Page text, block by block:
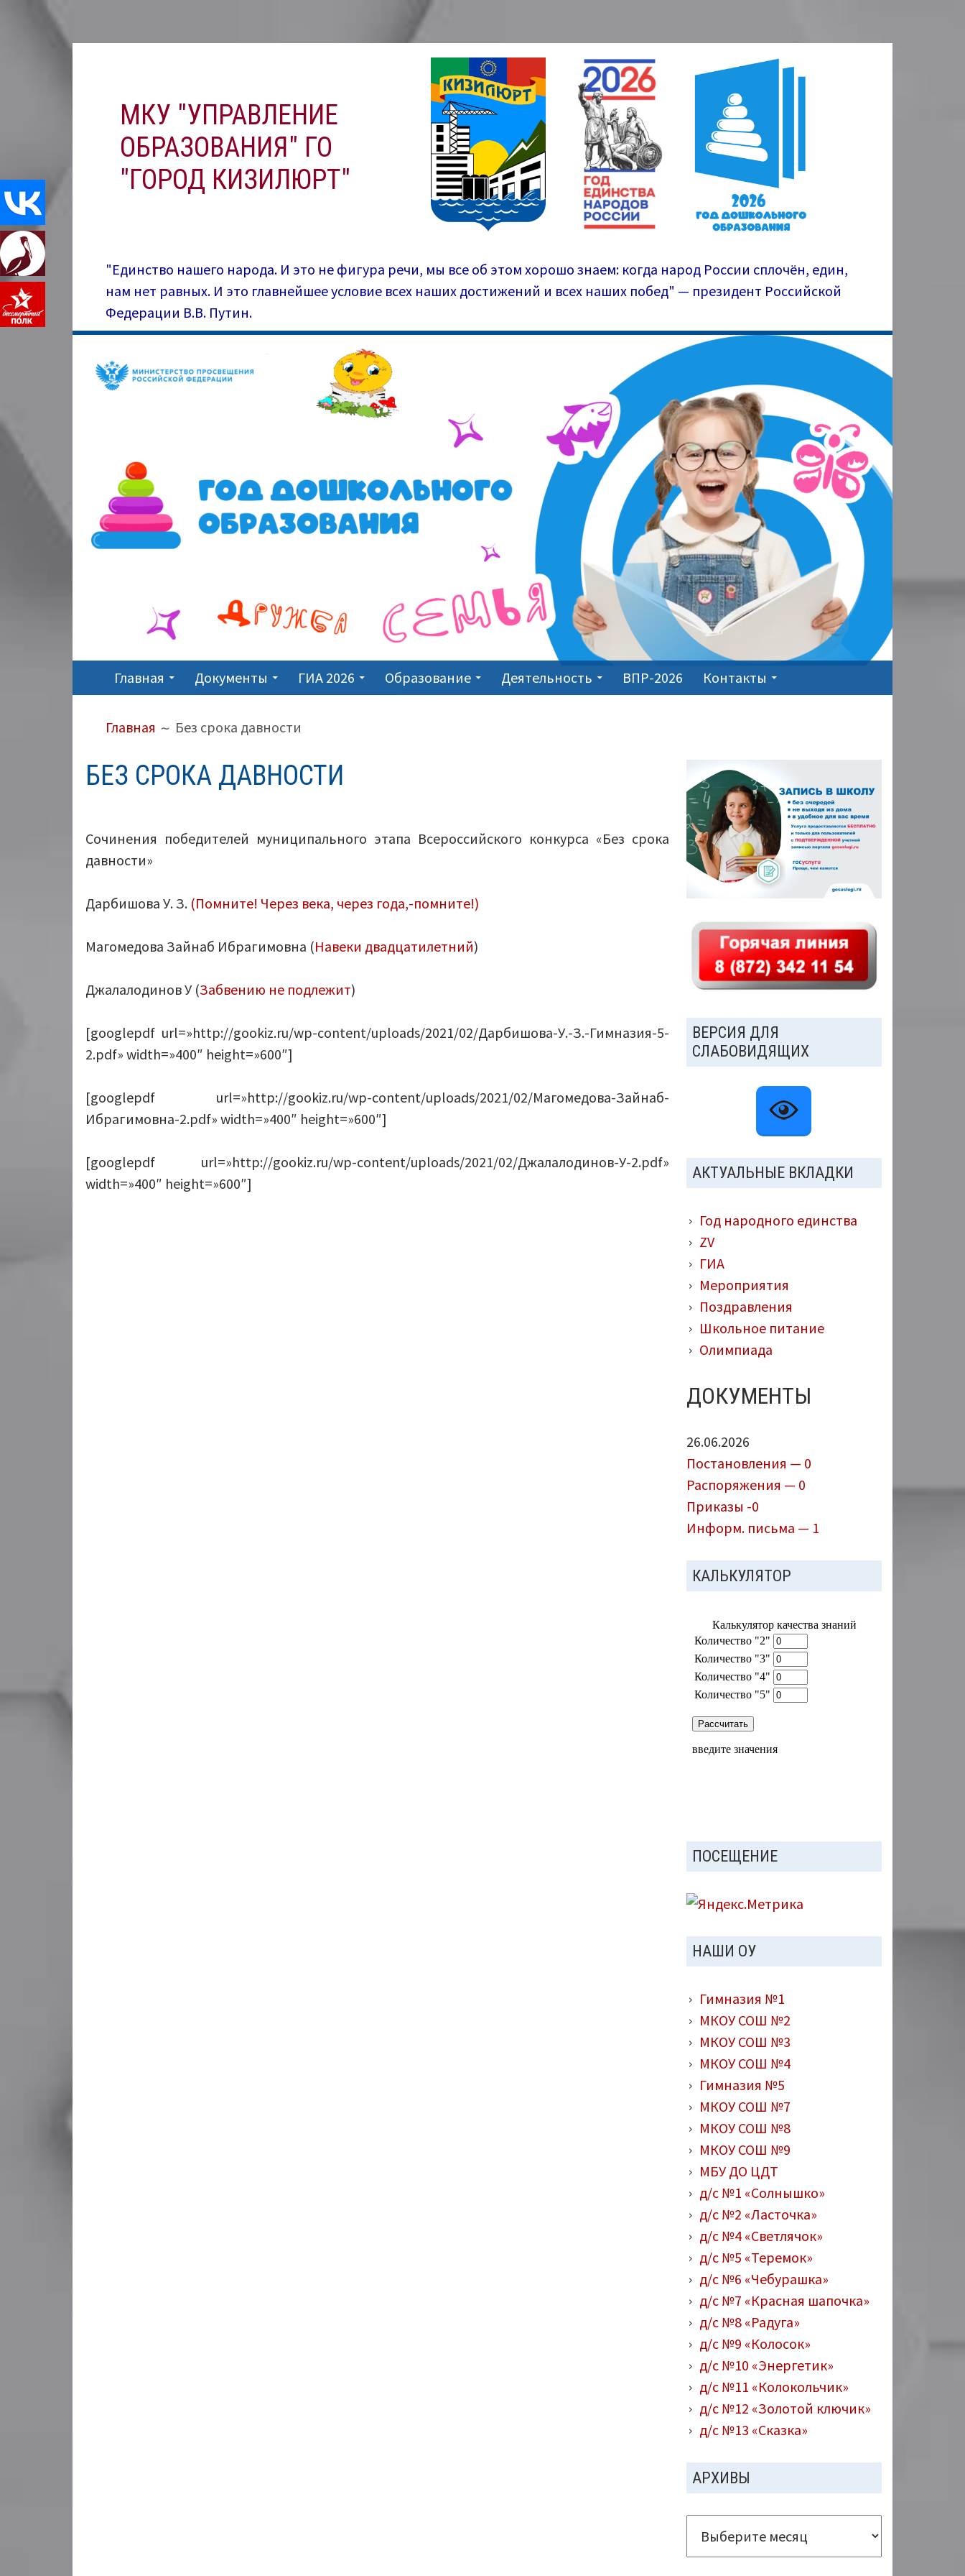
Перейти
МКУ "УПРАВЛЕНИЕ
ОБРАЗОВАНИЯ" ГО
"ГОРОД КИЗИЛЮРТ"
"Единство нашего народа. И это не фигура речи, мы все об этом хорошо знаем: когда народ России сплочён, един,
нам нет равных. И это главнейшее условие всех наших достижений и всех наших побед" — президент Российской
Федерации В.В. Путин.
ОСНОВНОЕ
МЕНЮ
Главная Документы ГИА 2026 Образование Деятельность ВПР-2026 Контакты
САЙТЕ
(ХЛЕБНЫЕ
Главная Без срока давности
БЕЗ СРОКА ДАВНОСТИ
Сочинения победителей муниципального этапа Всероссийского конкурса «Без срока
давности»
Дарбишова У. З. (Помните! Через века, через года,-помните!)
Магомедова Зайнаб Ибрагимовна (Навеки двадцатилетний)
Джалалодинов У (Забвению не подлежит)
[googlepdf url=»http://gookiz.ru/wp-content/uploads/2021/02/Дарбишова-У.-З.-Гимназия-5-
2.pdf» width=»400″ height=»600″]
[googlepdf url=»http://gookiz.ru/wp-content/uploads/2021/02/Магомедова-Зайнаб-
Ибрагимовна-2.pdf» width=»400″ height=»600″]
[googlepdf url=»http://gookiz.ru/wp-content/uploads/2021/02/Джалалодинов-У-2.pdf»
width=»400″ height=»600″]
ОСНОВНАЯ
ПАНЕЛЬ
ВЕРСИЯ ДЛЯ
СЛАБОВИДЯЩИХ
АКТУАЛЬНЫЕ ВКЛАДКИ
Год народного единства
ZV
ГИА
Мероприятия
Поздравления
Школьное питание
Олимпиада
ДОКУМЕНТЫ
26.06.2026
Постановления — 0
Распоряжения — 0
Приказы -0
Информ. письма — 1
КАЛЬКУЛЯТОР
ПОСЕЩЕНИЕ
НАШИ ОУ
Гимназия №1
МКОУ СОШ №2
МКОУ СОШ №3
МКОУ СОШ №4
Гимназия №5
МКОУ СОШ №7
МКОУ СОШ №8
МКОУ СОШ №9
МБУ ДО ЦДТ
д/с №1 «Солнышко»
д/с №2 «Ласточка»
д/с №4 «Светлячок»
д/с №5 «Теремок»
д/с №6 «Чебурашка»
д/с №7 «Красная шапочка»
д/с №8 «Радуга»
д/с №9 «Колосок»
д/с №10 «Энергетик»
д/с №11 «Колокольчик»
д/с №12 «Золотой ключик»
д/с №13 «Сказка»
АРХИВЫ